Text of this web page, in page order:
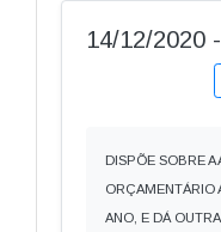
14/12/2020
DISPÕE SOBRE A
ORÇAMENTÁRIO
ANO, E DÁ